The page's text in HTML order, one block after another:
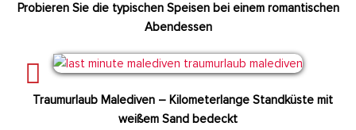
Probieren Sie die typischen Speisen bei einem romantischen
Abendessen
Traumurlaub Malediven – Kilometerlange Standküste mit
weißem Sand bedeckt